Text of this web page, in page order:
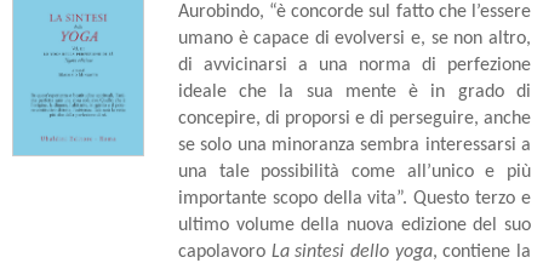
Aurobindo, “è concorde sul fatto che l’essere
umano è capace di evolversi e, se non altro,
di avvicinarsi a una norma di perfezione
ideale che la sua mente è in grado di
concepire, di proporsi e di perseguire, anche
se solo una minoranza sembra interessarsi a
una tale possibilità come all’unico e più
importante scopo della vita”. Questo terzo e
ultimo volume della nuova edizione del suo
capolavoro La sintesi dello yoga, contiene la